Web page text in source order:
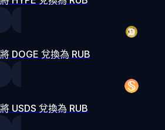
將 DOGE 兌換為 RUB
將 USDS 兌換為 RUB